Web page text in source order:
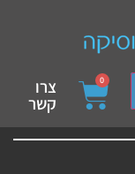
device users,
0 צרו
קשר